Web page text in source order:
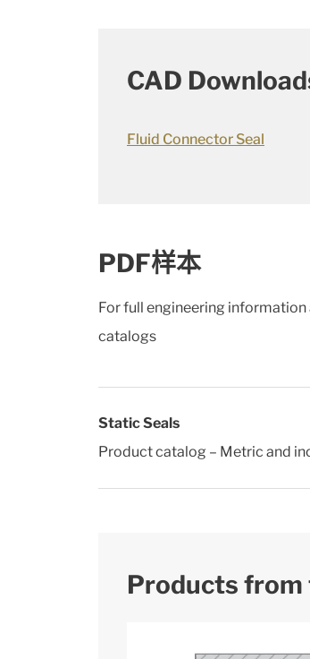
CAD
Fluid Connector Seal
PDF样本
For full engineering information
catalogs
Static Seals
Product catalog – Metric and
Products from